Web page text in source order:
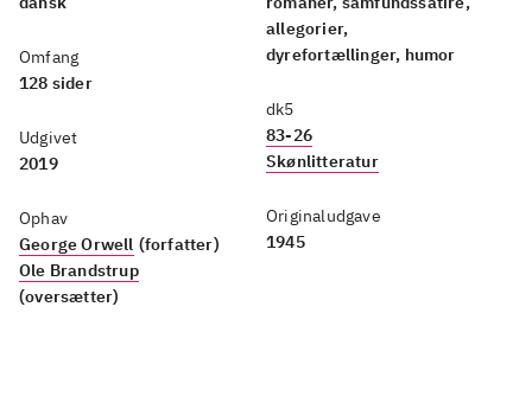
Omfang
128 sider
Udgivet
2019
Ophav
George Orwell (forfatter)
Ole Brandstrup
(oversætter)
allegorier,
dyrefortællinger, humor
dk5
83-26
Skønlitteratur
Originaludgave
1945